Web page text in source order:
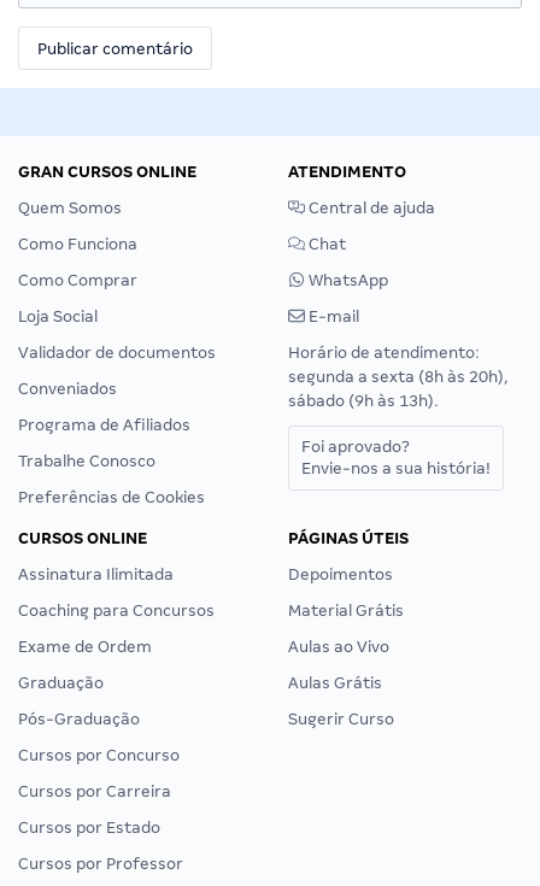
GRAN CURSOS ONLINE
Quem Somos
Como Funciona
Como Comprar
Loja Social
Validador de documentos
Conveniados
Programa de Afiliados
Trabalhe Conosco
Preferências de Cookies
ATENDIMENTO
Central de ajuda
Chat
WhatsApp
E-mail
Horário de atendimento:
segunda a sexta (8h às 20h),
sábado (9h às 13h).
Foi aprovado?
Envie-nos a sua história!
CURSOS ONLINE
Assinatura Ilimitada
Coaching para Concursos
Exame de Ordem
Graduação
Pós-Graduação
Cursos por Concurso
Cursos por Carreira
Cursos por Estado
Cursos por Professor
PÁGINAS ÚTEIS
Depoimentos
Material Grátis
Aulas ao Vivo
Aulas Grátis
Sugerir Curso